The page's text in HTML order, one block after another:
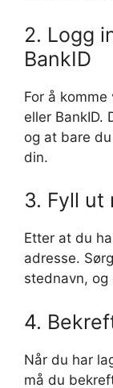
2. Logg
BankID
For å
eller BankID.
og at bare
din.
3. Fyll ut
Etter at du
adresse.
stednavn, og
4.
Når du har
må du